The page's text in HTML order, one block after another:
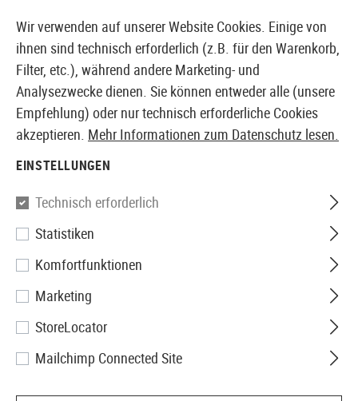
EUROPÄISCHER AIRSOFT SHOP & GROßHÄNDLER
WE
G39C GBR
Wir verwenden auf unserer Website Cookies. Einige von
ihnen sind technisch erforderlich (z.B. für den Warenkorb,
Filter, etc.), während andere Marketing- und
Analysezwecke dienen. Sie können entweder alle (unsere
Empfehlung) oder nur technisch erforderliche Cookies
akzeptieren. Mehr Informationen zum Datenschutz lesen.
EINSTELLUNGEN
Technisch erforderlich
Statistiken
Komfortfunktionen
Marketing
StoreLocator
Mailchimp Connected Site